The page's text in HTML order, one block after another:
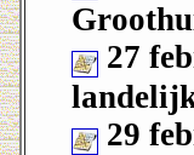
27
29